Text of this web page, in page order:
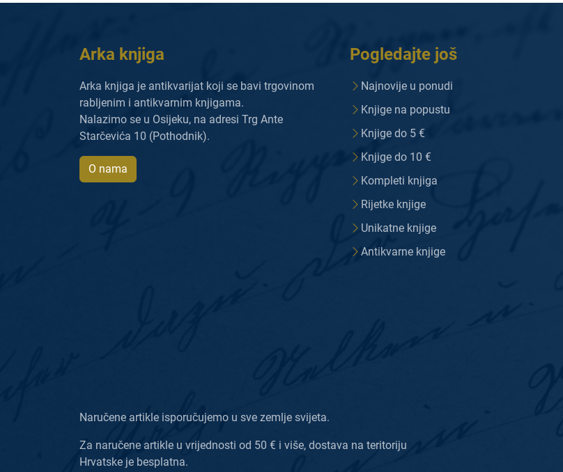
Arka knjiga
Arka knjiga je antikvarijat koji se bavi trgovinom
rabljenim i antikvarnim knjigama.
Nalazimo se u Osijeku, na adresi Trg Ante
Starčevića 10 (Pothodnik).
O nama
Pogledajte još
Najnovije u ponudi
Knjige na popustu
Knjige do 5 €
Knjige do 10 €
Kompleti knjiga
Rijetke knjige
Unikatne knjige
Antikvarne knjige
Naručene artikle isporučujemo u sve zemlje svijeta.
Za naručene artikle u vrijednosti od 50 € i više, dostava na teritoriju
Hrvatske je besplatna.